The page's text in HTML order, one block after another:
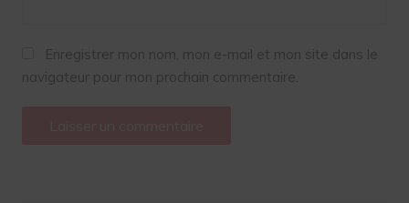
Enregistrer mon nom, mon e-mail et mon site dans le
navigateur pour mon prochain commentaire.